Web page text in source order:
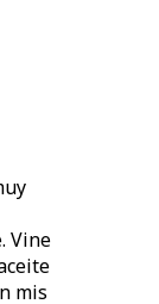
Vine
mis